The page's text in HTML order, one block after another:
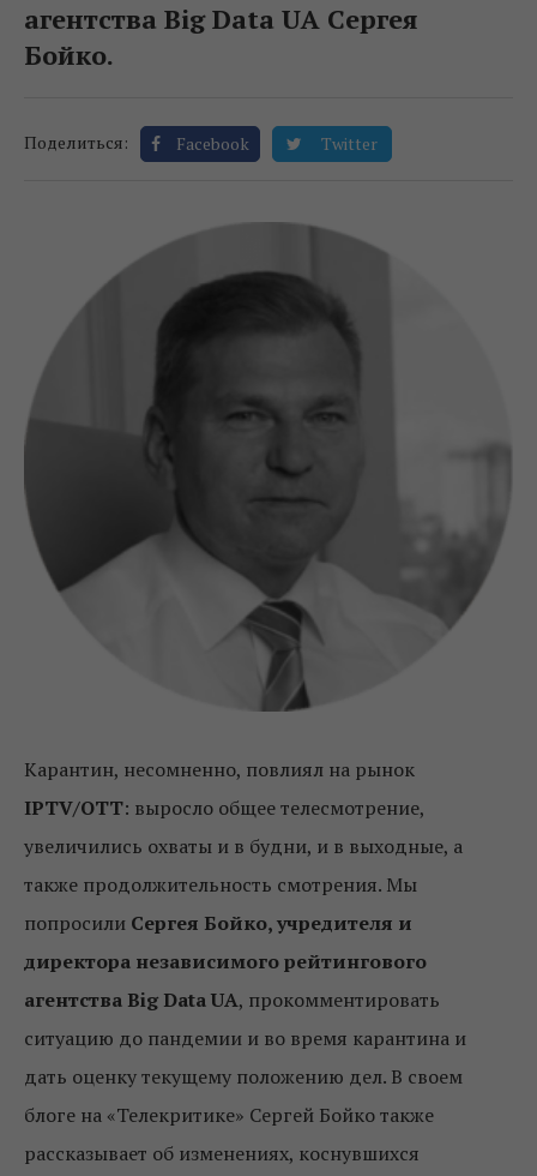
агентства Big Data UA Сергея
Бойко.
Поделиться: Facebook Twitter
Карантин, несомненно, повлиял на рынок
IPTV/OTT: выросло общее телесмотрение,
увеличились охваты и в будни, и в выходные, а
также продолжительность смотрения. Мы
попросили Сергея Бойко, учредителя и
директора независимого рейтингового
агентства Big Data UA, прокомментировать
ситуацию до пандемии и во время карантина и
дать оценку текущему положению дел. В своем
блоге на «Телекритике» Сергей Бойко также
рассказывает об изменениях, коснувшихся